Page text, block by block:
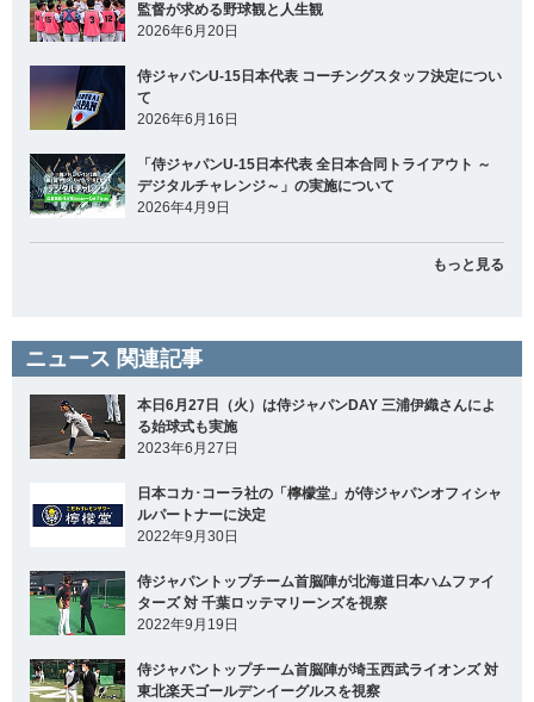
監督が求める野球観と人生観
2026年6月20日
侍ジャパンU-15日本代表 コーチングスタッフ決定につい
て
2026年6月16日
「侍ジャパンU-15日本代表 全日本合同トライアウト ～
デジタルチャレンジ～」の実施について
2026年4月9日
もっと見る
ニュース 関連記事
本日6月27日（火）は侍ジャパンDAY 三浦伊織さんによ
る始球式も実施
2023年6月27日
日本コカ･コーラ社の「檸檬堂」が侍ジャパンオフィシャ
ルパートナーに決定
2022年9月30日
侍ジャパントップチーム首脳陣が北海道日本ハムファイ
ターズ 対 千葉ロッテマリーンズを視察
2022年9月19日
侍ジャパントップチーム首脳陣が埼玉西武ライオンズ 対
東北楽天ゴールデンイーグルスを視察